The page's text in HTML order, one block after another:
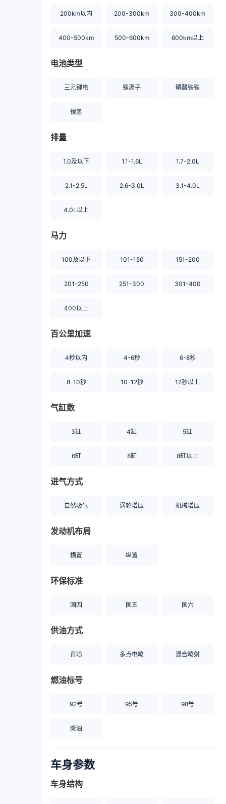
200km以内 200-300km 300-400km
400-500km 500-600km 600km以上
电池类型
三元锂电 锂离子 磷酸铁锂
镍氢
排量
1.0及以下 1.1-1.6L 1.7-2.0L
2.1-2.5L 2.6-3.0L 3.1-4.0L
4.0L以上
马力
100及以下 101-150 151-200
201-250 251-300 301-400
400以上
百公里加速
4秒以内 4-6秒 6-8秒
8-10秒 10-12秒 12秒以上
气缸数
3缸 4缸 5缸
6缸 8缸 8缸以上
进气方式
自然吸气 涡轮增压 机械增压
发动机布局
横置 纵置
环保标准
国四 国五 国六
供油方式
直喷 多点电喷 混合喷射
燃油标号
92号 95号 98号
柴油
车身参数
车身结构